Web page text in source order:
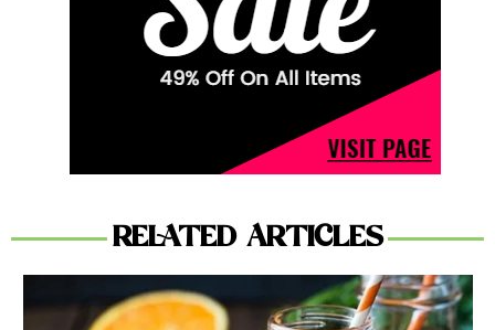
RELATED ARTICLES